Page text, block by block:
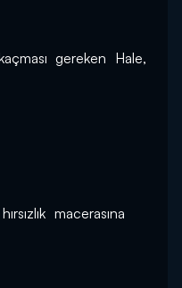
gereken Hale,
macerasına